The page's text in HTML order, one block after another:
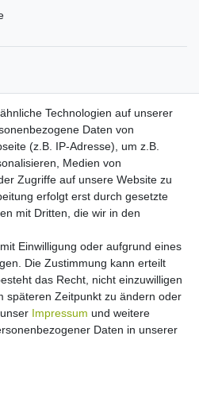
Daten­schutz­erklärunggelesen habe. Meine
Technologien auf unserer
Daten von
(z.B. IP-Adresse), um z.B.
Medien von
Zugriffe auf unsere Website zu
erfolgt erst durch gesetzte
mit Dritten, die wir in den
Einwilligung oder aufgrund eines
Die Zustimmung kann erteilt
das Recht, nicht einzuwilligen
späteren Zeitpunkt zu ändern oder
Impressum und weitere
Daten in unserer